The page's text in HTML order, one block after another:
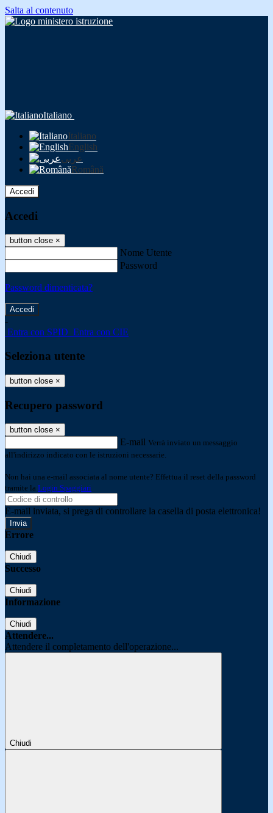
Salta al contenuto
Italiano
Italiano
English
عربى
Română
Accedi
Accedi
button close ×
Nome Utente
Password
Password dimenticata?
-
Entra con SPID Entra con CIE
Seleziona utente
button close ×
Recupero password
button close ×
E-mail Verrà inviato un messaggio
all'indirizzo indicato con le istruzioni necessarie.
Non hai una e-mail associata al nome utente? Effettua il reset della password
tramite la Login Spaggiari
E-mail inviata, si prega di controllare la casella di posta elettronica!
Errore
Chiudi
Successo
Chiudi
Informazione
Chiudi
Attendere...
Attendere il completamento dell'operazione...
Chiudi